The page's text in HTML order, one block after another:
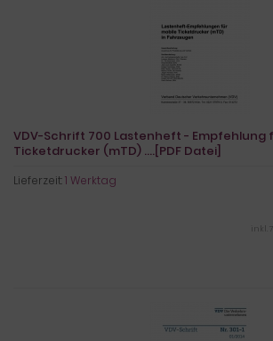
VDV-Schrift 700 Lastenheft - Empfehlung
Ticketdrucker (mTD) ....[PDF Datei]
Lieferzeit:1 Werktag
inkl.